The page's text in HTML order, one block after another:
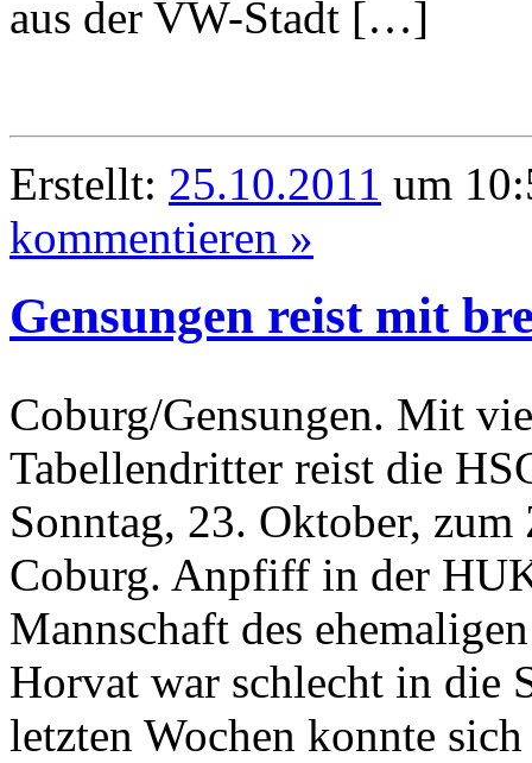
aus der VW-Stadt […]
Erstellt: 25.10.2011 um
kommentieren »
Gensungen reist mit
Coburg/Gensungen. Mit
Tabellendritter reist die
Sonntag, 23. Oktober,
Coburg. Anpfiff in der
Mannschaft des
Horvat war schlecht in die
letzten Wochen konnte